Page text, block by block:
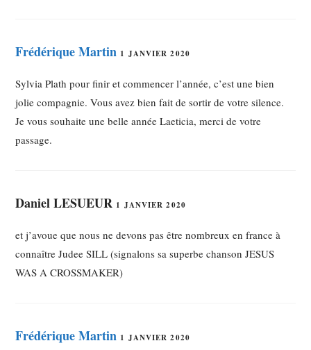
Frédérique Martin 1 JANVIER 2020
Sylvia Plath pour finir et commencer l’année, c’est une bien
jolie compagnie. Vous avez bien fait de sortir de votre silence.
Je vous souhaite une belle année Laeticia, merci de votre
passage.
Daniel LESUEUR 1 JANVIER 2020
et j’avoue que nous ne devons pas être nombreux en france à
connaître Judee SILL (signalons sa superbe chanson JESUS
WAS A CROSSMAKER)
Frédérique Martin 1 JANVIER 2020